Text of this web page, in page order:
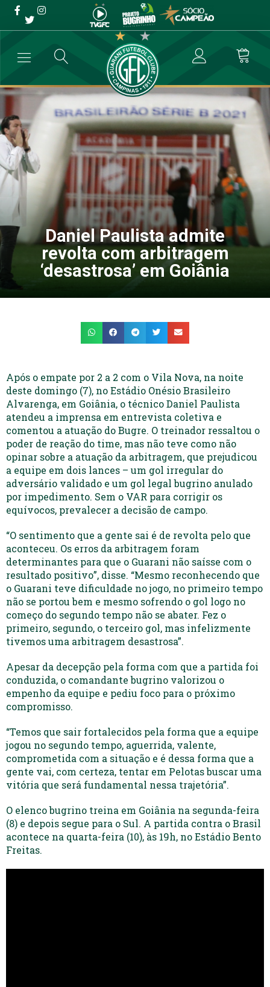
Daniel Paulista admite
revolta com arbitragem
‘desastrosa’ em Goiânia
Futebol Profissional → Daniel Paulista admite revolta com
Daniel Paulista admite
revolta com arbitragem
‘desastrosa’ em Goiânia
Após o empate por 2 a 2 com o Vila Nova, na noite
deste domingo (7), no Estádio Onésio Brasileiro
Alvarenga, em Goiânia, o técnico Daniel Paulista
atendeu a imprensa em entrevista coletiva e
comentou a atuação do Bugre. O treinador ressaltou o
poder de reação do time, mas não teve como não
opinar sobre a atuação da arbitragem, que prejudicou
a equipe em dois lances – um gol irregular do
adversário validado e um gol legal bugrino anulado
por impedimento. Sem o VAR para corrigir os
equívocos, prevalecer a decisão de campo.
“O sentimento que a gente sai é de revolta pelo que
aconteceu. Os erros da arbitragem foram
determinantes para que o Guarani não saísse com o
resultado positivo”, disse. “Mesmo reconhecendo que
o Guarani teve dificuldade no jogo, no primeiro tempo
não se portou bem e mesmo sofrendo o gol logo no
começo do segundo tempo não se abater. Fez o
primeiro, segundo, o terceiro gol, mas infelizmente
tivemos uma arbitragem desastrosa”.
Apesar da decepção pela forma com que a partida foi
conduzida, o comandante bugrino valorizou o
empenho da equipe e pediu foco para o próximo
compromisso.
“Temos que sair fortalecidos pela forma que a equipe
jogou no segundo tempo, aguerrida, valente,
comprometida com a situação e é dessa forma que a
gente vai, com certeza, tentar em Pelotas buscar uma
vitória que será fundamental nessa trajetória”.
O elenco bugrino treina em Goiânia na segunda-feira
(8) e depois segue para o Sul. A partida contra o Brasil
acontece na quarta-feira (10), às 19h, no Estádio Bento
Freitas.